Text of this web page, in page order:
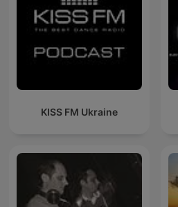
KISS FM Ukraine